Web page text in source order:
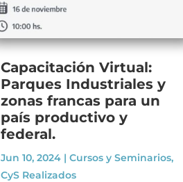
Capacitación Virtual:
Parques Industriales y
zonas francas para un
país productivo y
federal.
Jun 10, 2024 |Cursos y Seminarios,
CyS Realizados